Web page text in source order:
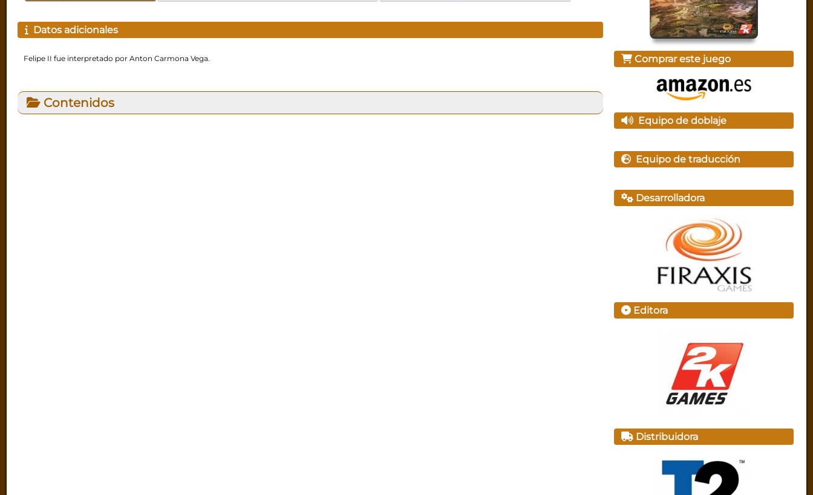
Datos adicionales
Felipe II fue interpretado por Anton Carmona Vega.
Contenidos
Comprar este juego
Equipo de doblaje
Equipo de traducción
Desarrolladora
Editora
Distribuidora